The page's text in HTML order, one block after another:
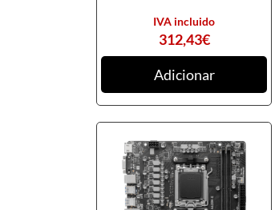
312,43€
IVA incluido
Adicionar